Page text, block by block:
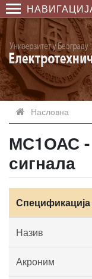
Насловна
МС1ОАС -
сигнала
Назив
Акроним